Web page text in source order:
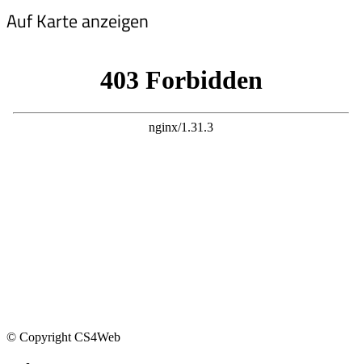
Auf Karte anzeigen
© Copyright CS4Web